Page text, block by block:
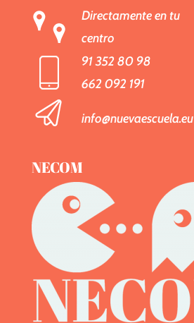
Directamente en tu
centro
91 352 80 98
662 092 191
info@nuevaescuela.eu
NECOM